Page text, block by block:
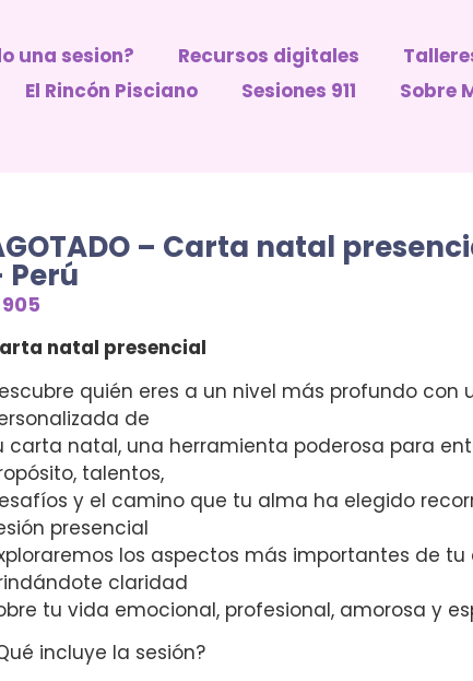
una sesion? Recursos digitales
El Rincón Pisciano Sesiones 911 Sobre
– Carta natal
Perú
905
natal presencial
quién eres a un nivel más profundo con
de
carta natal, una herramienta poderosa para
talentos,
y el camino que tu alma ha elegido
presencial
los aspectos más importantes de tu
claridad
tu vida emocional, profesional, amorosa y
incluye la sesión?